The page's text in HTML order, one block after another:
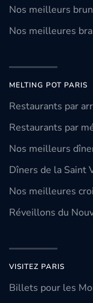
Nos meilleurs
Nos meilleures
MELTING POT PARIS
Restaurants par
Restaurants par
Nos meilleurs
Dîners de la Saint
Nos meilleures
Réveillons du
VISITEZ PARIS
Billets pour les